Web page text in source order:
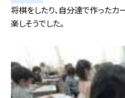
将棋をしたり、自分達で作ったカ
楽しそうでした。